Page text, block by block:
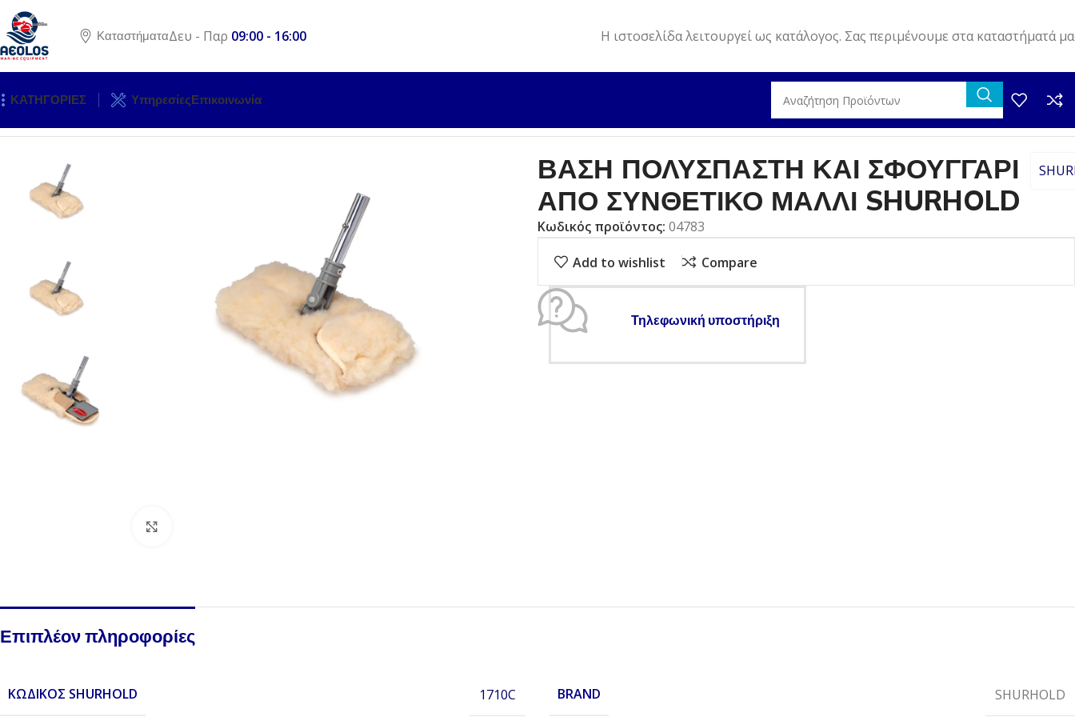
ΚαταστήματαΔευ - Παρ 09:00 - 16:00 Η ιστοσελίδα λειτουργεί ως κατάλογος. Σας περιμένουμε στα καταστήματά
ΚΑΤΗΓΟΡΙΕΣ ΥπηρεσίεςΕπικοινωνία
ΒΑΣΗ ΠΟΛΥΣΠΑΣΤΗ ΚΑΙ ΣΦΟΥΓΓΑΡΙ ΑΠΟ ΣΥΝΘΕΤΙΚΟ ΜΑΛΛΙ SHURHOLD
ΒΑΣΗ ΠΟΛΥΣΠΑΣΤΗ ΚΑΙ ΣΦΟΥΓΓΑΡΙ
ΑΠΟ ΣΥΝΘΕΤΙΚΟ ΜΑΛΛΙ SHURHOLD
Κωδικός προϊόντος: 04783
Add to wishlist Compare
Τηλεφωνική υποστήριξη
Επιπλέον πληροφορίες
ΚΩΔΙΚΌΣ SHURHOLD 1710C BRAND SHURHOLD